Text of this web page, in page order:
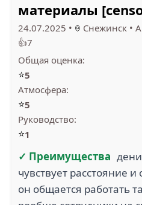
материалы
24.07.2025 • Снежинск •
👍7
Общая оценка:
⭐5
Атмосфера:
⭐5
Руководство:
⭐1
✓ Преимущества
чувствует расстояние и
он общается работать